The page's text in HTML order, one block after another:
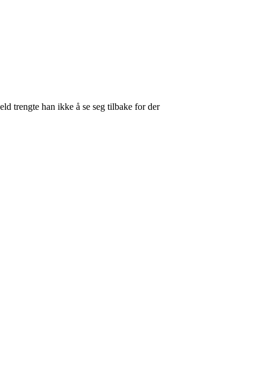
trengte han ikke å se seg tilbake for der